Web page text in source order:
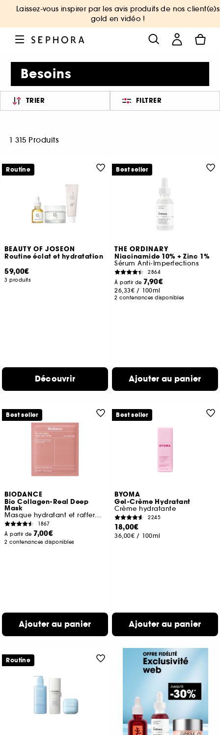
Laissez-vous inspirer par les avis produits de nos client(e)s
gold en vidéo !
Besoins
TRIER FILTRER
1 315 Produits
BEAUTY OF JOSEON
Routine éclat et hydratation
59,00€
3 produits
Découvrir
Routine
THE ORDINARY
Niacinamide 10% + Zinc 1%
Sérum Anti-Imperfections
2864
À partir de 7,90€
26,33€ / 100ml
2 contenances disponibles
Ajouter au panier
Best seller
BIODANCE
Bio Collagen-Real Deep
Mask
Masque hydratant et raffermissant
1867
À partir de 7,00€
2 contenances disponibles
Ajouter au panier
Best seller
BYOMA
Gel-Crème Hydratant
Crème hydratante
2245
18,00€
36,00€ / 100ml
Ajouter au panier
Best seller
Routine